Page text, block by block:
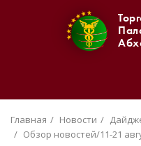
Главная Новости
Обзор новостей/11-21